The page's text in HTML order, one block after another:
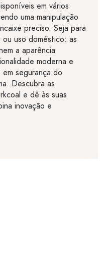
em vários
uma manipulação
preciso. Seja para
uso doméstico: as
a aparência
moderna e
segurança do
Descubra as
e dê às suas
inovação e